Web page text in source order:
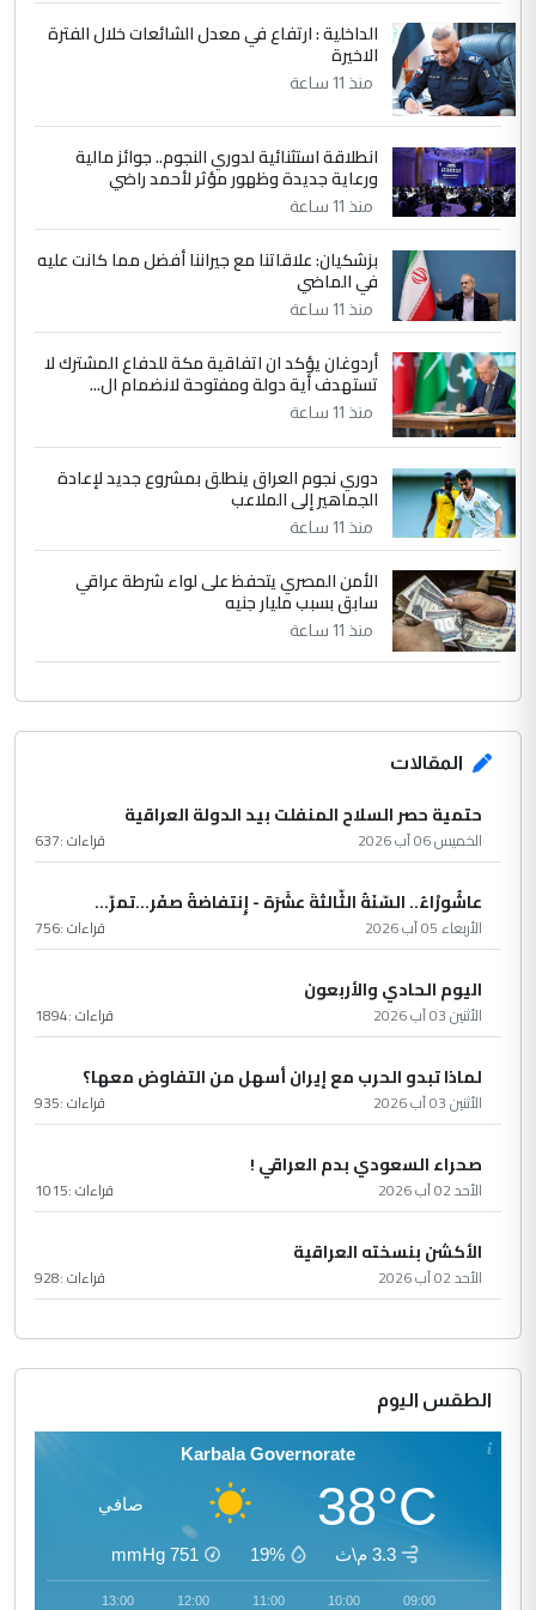
ابا فرات ...
الموضوع :
الجواهري يرد على صدام حسين سل
مضجعيك يابن الزنا (نص كامل)
5 سردار
التعليق : واحد من عصابة علي ماما يسقط
جنسية الرافد الثالث للعراق ومن اصول عريقة
الموضوع :
الجواهري يرد على صدام حسين سل
مضجعيك يابن الزنا (نص كامل)
الداخلية : ارتفاع في معدل الشائعات خلال الفترة
الاخيرة
منذ 11 ساعة
انطلاقة استثنائية لدوري النجوم.. جوائز مالية
ورعاية جديدة وظهور مؤثر لأحمد راضي
منذ 11 ساعة
بزشكيان: علاقاتنا مع جيراننا أفضل مما كانت عليه
في الماضي
منذ 11 ساعة
أردوغان يؤكد ان اتفاقية مكة للدفاع المشترك لا
تستهدف أية دولة ومفتوحة لانضمام ال...
منذ 11 ساعة
دوري نجوم العراق ينطلق بمشروع جديد لإعادة
الجماهير إلى الملاعب
منذ 11 ساعة
الأمن المصري يتحفظ على لواء شرطة عراقي
سابق بسبب مليار جنيه
منذ 11 ساعة
المقالات
حتمية حصر السلاح المنفلت بيد الدولة العراقية
الخميس 06 آب 2026 قراءات :637
عاشُورْاءُ.. السّنَةُ الثّالثةَ عشَرَة - إِنتفاضةُ صفَر…تمرّ...
الأربعاء 05 آب 2026 قراءات :756
اليوم الحادي والأربعون
الأثنين 03 آب 2026 قراءات :1894
لماذا تبدو الحرب مع إيران أسهل من التفاوض معها؟
الأثنين 03 آب 2026 قراءات :935
صحراء السعودي بدم العراقي !
الأحد 02 آب 2026 قراءات :1015
الأكشن بنسخته العراقية
الأحد 02 آب 2026 قراءات :928
الطقس اليوم
Karbala Governorate
38°C صافي
3.3 م\ث 19%
751
mmHg
09:00
10:00
11:00
12:00
13:00